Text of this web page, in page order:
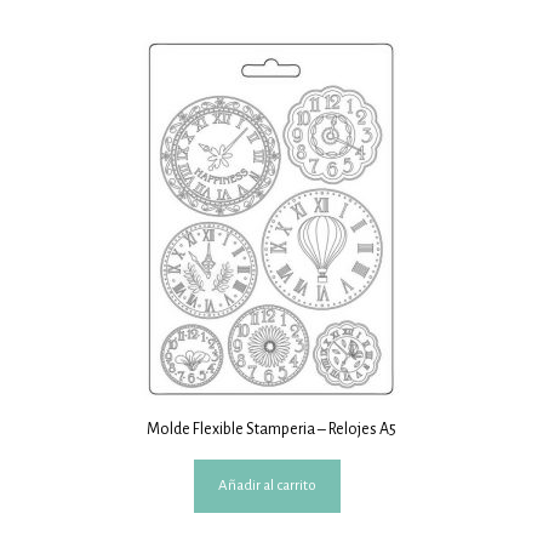
Molde Flexible Stamperia – Relojes A5
Añadir al carrito